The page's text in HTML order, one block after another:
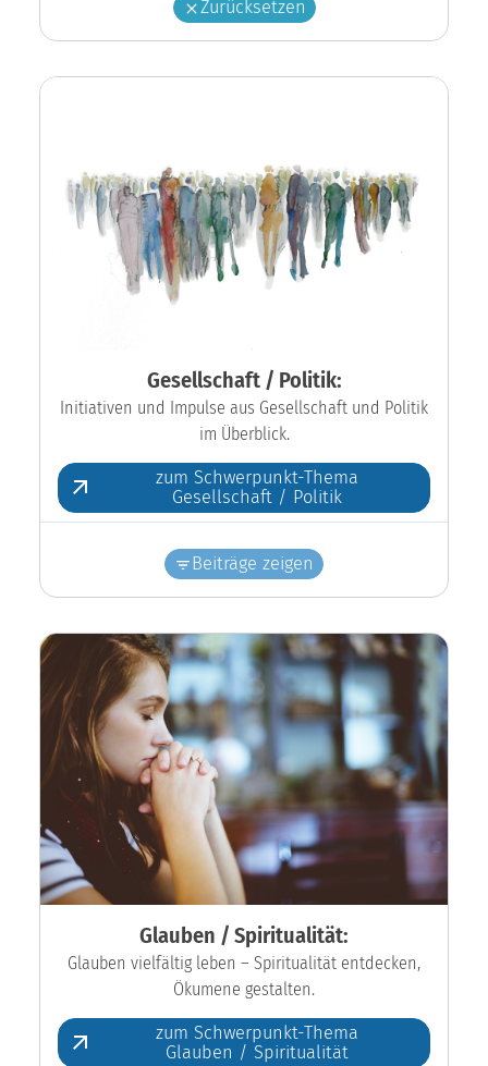
Zurücksetzen
Gesellschaft / Politik:
Initiativen und Impulse aus Gesellschaft und Politik
im Überblick.
zum Schwerpunkt-Thema
Gesellschaft / Politik
Beiträge zeigen
Glauben / Spiritualität:
Glauben vielfältig leben – Spiritualität entdecken,
Ökumene gestalten.
zum Schwerpunkt-Thema
Glauben / Spiritualität